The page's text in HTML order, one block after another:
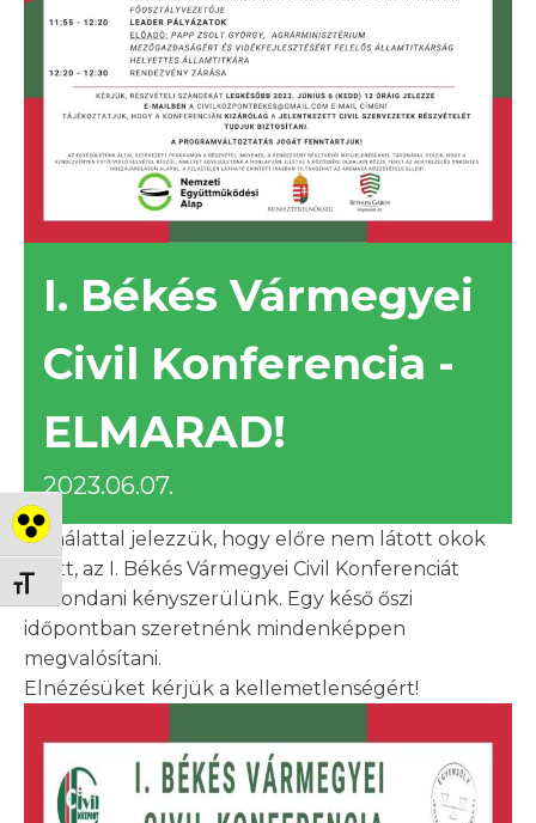
Nagy kontraszt váltása
Betűméret váltása
I. Békés Vármegyei
Civil Konferencia -
ELMARAD!
2023.06.07.
Sajnálattal jelezzük, hogy előre nem látott okok
miatt, az I. Békés Vármegyei Civil Konferenciát
lemondani kényszerülünk. Egy késő őszi
időpontban szeretnénk mindenképpen
megvalósítani.
Elnézésüket kérjük a kellemetlenségért!